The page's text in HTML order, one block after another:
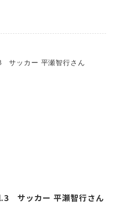
サッカー 平瀬智行さん